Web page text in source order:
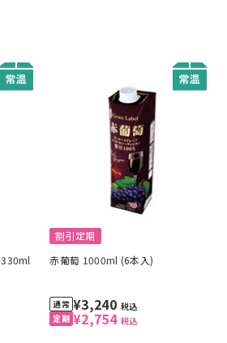
割引定期
赤葡萄 1000ml (6本入)
¥2,754 税込
¥3,240 税込